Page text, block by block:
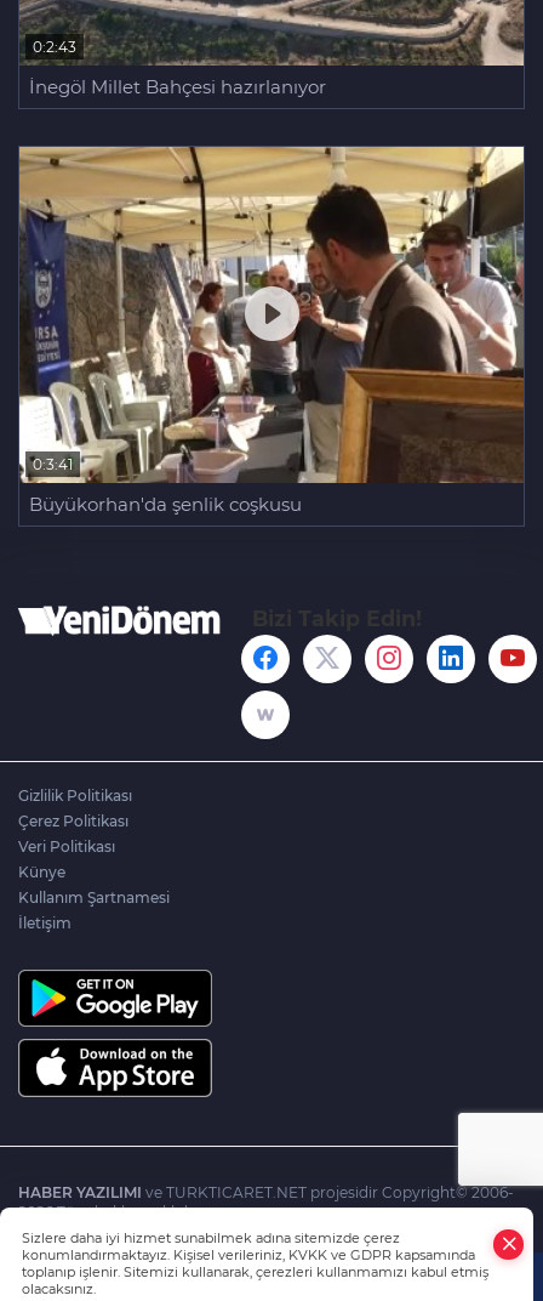
0:2:43
İnegöl Millet Bahçesi hazırlanıyor
0:3:41
Büyükorhan'da şenlik coşkusu
Gizlilik Politikası
Çerez Politikası
Veri Politikası
Künye
Kullanım Şartnamesi
İletişim
HABER YAZILIMI ve TURKTICARET.NET projesidir Copyright© 2006-
2026 Tüm hakları saklıdır.
Sizlere daha iyi hizmet sunabilmek adına sitemizde çerez
konumlandırmaktayız. Kişisel verileriniz, KVKK ve GDPR kapsamında
toplanıp işlenir. Sitemizi kullanarak, çerezleri kullanmamızı kabul etmiş
olacaksınız.